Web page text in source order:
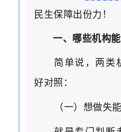
民生保障出份力！
一、哪些机构能
简单说，两类
好对照：
（一）想做失